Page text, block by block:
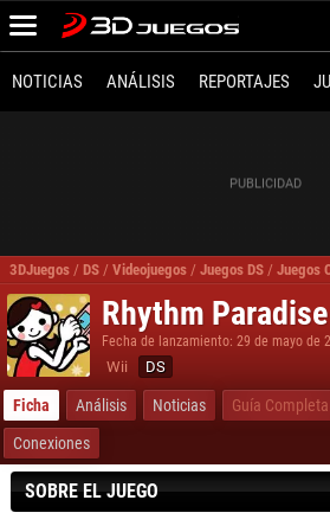
NOTICIAS ANÁLISIS REPORTAJES
3DJuegos / DS / Videojuegos / Juegos DS / Juegos
Rhythm Paradise
Fecha de lanzamiento: 29 de mayo de
Wii DS
Ficha Análisis Noticias Guía Completa
Conexiones
SOBRE EL JUEGO